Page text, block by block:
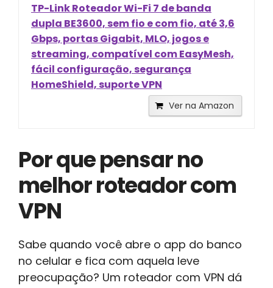
TP-Link Roteador Wi-Fi 7 de banda
dupla BE3600, sem fio e com fio, até 3,6
Gbps, portas Gigabit, MLO, jogos e
streaming, compatível com EasyMesh,
fácil configuração, segurança
HomeShield, suporte VPN
Ver na Amazon
Por que pensar no
melhor roteador com
VPN
Sabe quando você abre o app do banco
no celular e fica com aquela leve
preocupação? Um roteador com VPN dá